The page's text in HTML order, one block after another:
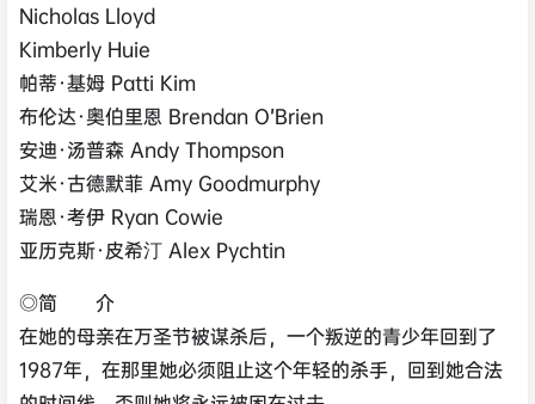
Nicholas Lloyd
Kimberly Huie
帕蒂·基姆 Patti Kim
布伦达·奥伯里恩 Brendan O’Brien
安迪·汤普森 Andy Thompson
艾米·古德默菲 Amy Goodmurphy
瑞恩·考伊 Ryan Cowie
亚历克斯·皮希汀 Alex Pychtin
◎简 介
在她的母亲在万圣节被谋杀后，一个叛逆的青少年回到了
1987年，在那里她必须阻止这个年轻的杀手，回到她合法